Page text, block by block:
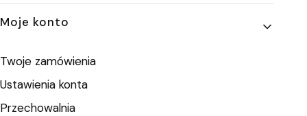
Moje konto
Twoje zamówienia
Ustawienia konta
Przechowalnia